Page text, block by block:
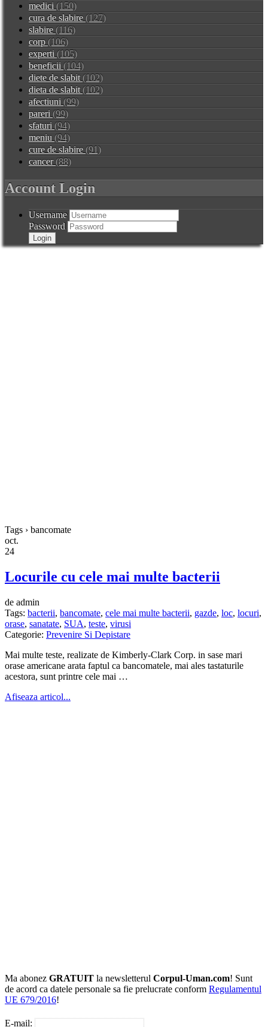
medici (150)
cura de slabire (127)
slabire (116)
corp (106)
experti (105)
beneficii (104)
diete de slabit(102)
dieta de slabit(102)
afectiuni (99)
pareri (99)
sfaturi (94)
meniu (94)
cure de slabire (91)
cancer(88)
Account Login
Username
Password
Tags › bancomate
oct.
24
Locurile cu cele mai multe bacterii
de admin
Tags: bacterii, bancomate, cele mai multe bacterii, gazde, loc, locuri,
orase, sanatate, SUA, teste, virusi
Categorie: Prevenire Si Depistare
Mai multe teste, realizate de Kimberly-Clark Corp. in sase mari
orase americane arata faptul ca bancomatele, mai ales tastaturile
acestora, sunt printre cele mai …
Afiseaza articol...
Ma abonez GRATUIT la newsletterul Corpul-Uman.com! Sunt
de acord ca datele personale sa fie prelucrate conform Regulamentul
UE 679/2016!
E-mail: